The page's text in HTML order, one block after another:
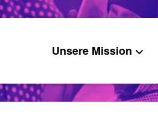
Unsere Mission